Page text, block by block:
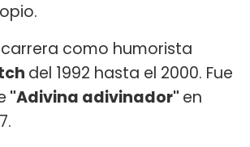
como humorista
del 1992 hasta el 2000. Fue
"Adivina adivinador" en